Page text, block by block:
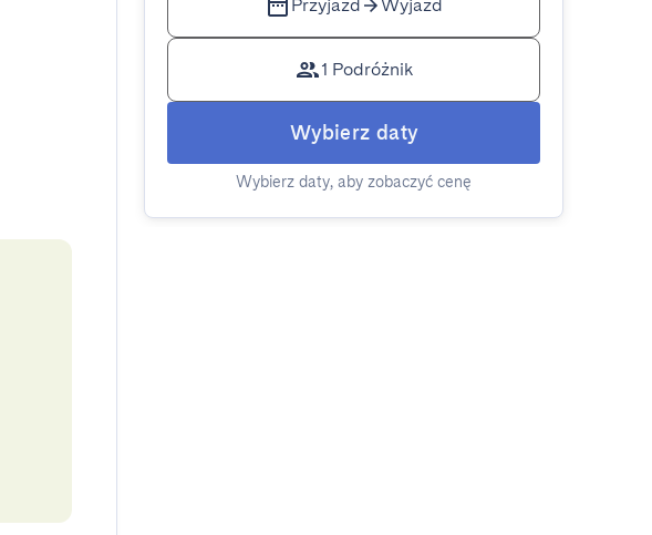
Przyjazd Wyjazd
1 Podróżnik
Wybierz daty
Wybierz daty, aby zobaczyć cenę